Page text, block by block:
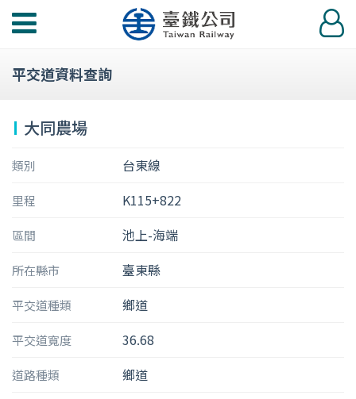
功
選
登
入
平交道資料查詢
大同農場
類別 台東線
里程 K115+822
區間 池上-海端
所在縣市 臺東縣
平交道種類 鄉道
平交道寬度 36.68
道路種類 鄉道